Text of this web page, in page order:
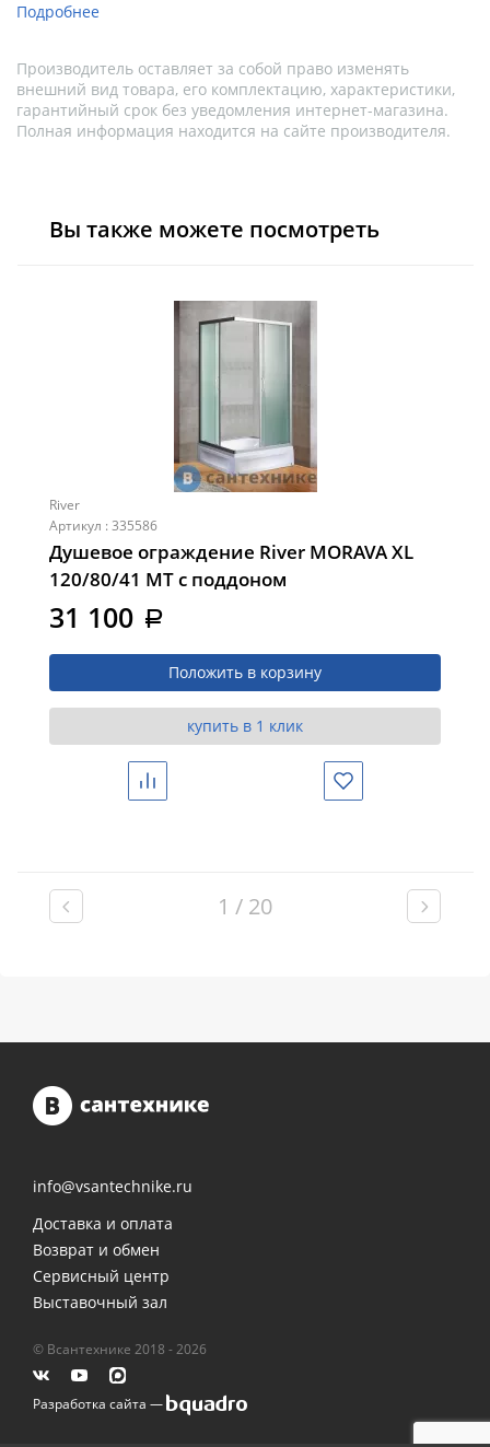
Подробнее
Производитель оставляет за собой право изменять
внешний вид товара, его комплектацию, характеристики,
гарантийный срок без уведомления интернет-магазина.
Полная информация находится на сайте производителя.
Вы также можете посмотреть
River
Артикул : 335586
Душевое ограждение River MORAVA XL
120/80/41 MT с поддоном
31 100 a
Положить в корзину
купить в 1 клик
Сравнить Избранное
1 / 20
info@vsantechnike.ru
Доставка и оплата
Возврат и обмен
Сервисный центр
Выставочный зал
© Всантехнике 2018 - 2026
Разработка сайта —